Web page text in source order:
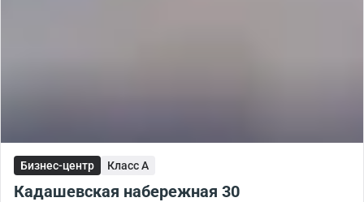
Бизнес-центр Класс A
Кадашевская набережная 30